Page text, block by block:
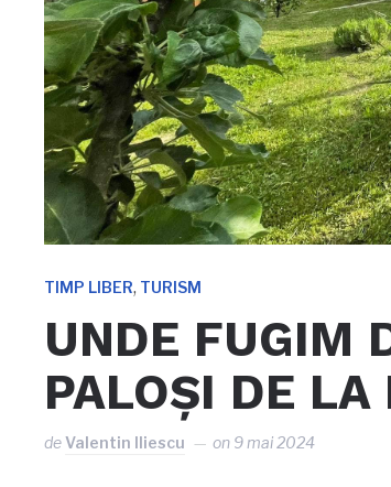
TIMP LIBER, TURISM
UNDE FUGIM
PALOȘI DE LA
deValentin Iliescu on 9 mai 2024